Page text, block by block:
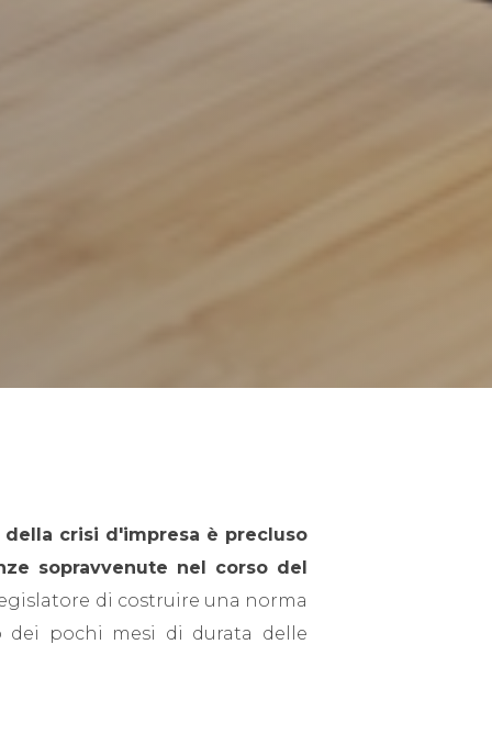
crisi d'impresa è precluso
sopravvenute nel corso del
di costruire una norma
dei pochi mesi di durata delle